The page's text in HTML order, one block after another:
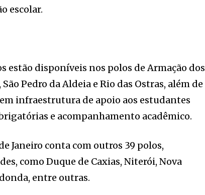
escolar.
estão disponíveis nos polos de Armação dos
Pedro da Aldeia e Rio das Ostras, além de
infraestrutura de apoio aos estudantes
e acompanhamento acadêmico.
Janeiro conta com outros 39 polos,
como Duque de Caxias, Niterói, Nova
entre outras.